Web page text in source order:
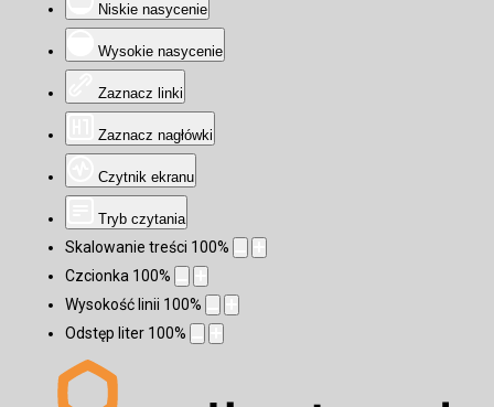
Niskie nasycenie
Wysokie nasycenie
Zaznacz linki
Zaznacz nagłówki
Czytnik ekranu
Tryb czytania
Skalowanie treści 100%
Czcionka 100%
Wysokość linii 100%
Odstęp liter 100%